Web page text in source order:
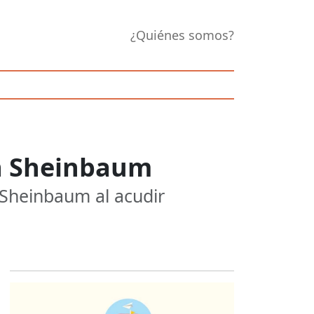
¿Quiénes somos?
Sheinbaum
al acudir